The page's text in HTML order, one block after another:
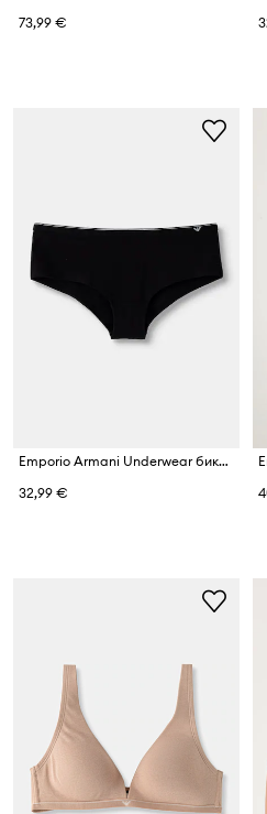
73,99 €
Emporio Armani Underwear бикини дамски от памук с еластан
32,99 €